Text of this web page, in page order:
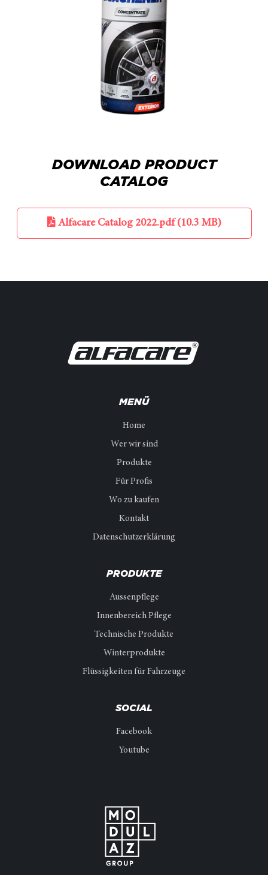
DOWNLOAD PRODUCT
CATALOG
Alfacare Catalog 2022.pdf (10.3 MB)
MENÜ
Home
Wer wir sind
Produkte
Für Profis
Wo zu kaufen
Kontakt
Datenschutzerklärung
PRODUKTE
Aussenpflege
Innenbereich Pflege
Technische Produkte
Winterprodukte
Flüssigkeiten für Fahrzeuge
SOCIAL
Facebook
Youtube